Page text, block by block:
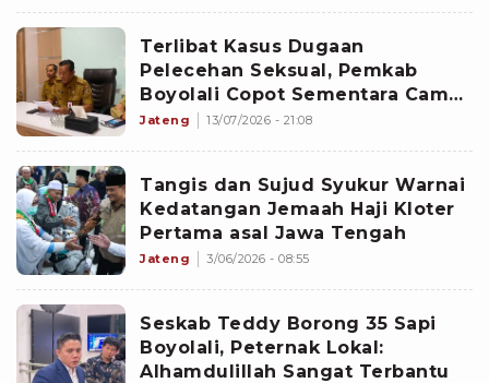
Terlibat Kasus Dugaan
Pelecehan Seksual, Pemkab
Boyolali Copot Sementara Camat
dari Jabatan
Jateng 13/07/2026 - 21:08
Tangis dan Sujud Syukur Warnai
Kedatangan Jemaah Haji Kloter
Pertama asal Jawa Tengah
Jateng 3/06/2026 - 08:55
Seskab Teddy Borong 35 Sapi
Boyolali, Peternak Lokal:
Alhamdulillah Sangat Terbantu